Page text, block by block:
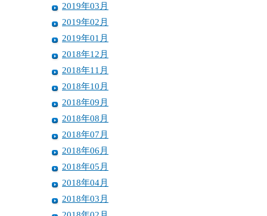
2019年03月
2019年02月
2019年01月
2018年12月
2018年11月
2018年10月
2018年09月
2018年08月
2018年07月
2018年06月
2018年05月
2018年04月
2018年03月